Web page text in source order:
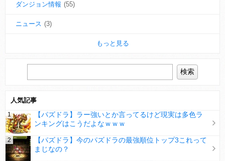
ダンジョン情報 (55)
ニュース (3)
もっと見る
人気記事
【パズドラ】ラー強いとか言ってるけど現実は多色ラ
ンキングはこうだよなｗｗｗ
【パズドラ】今のパズドラの最強順位トップ3これって
まじなの？